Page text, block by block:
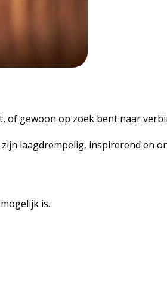
of gewoon op zoek bent naar
laagdrempelig, inspirerend en
is.